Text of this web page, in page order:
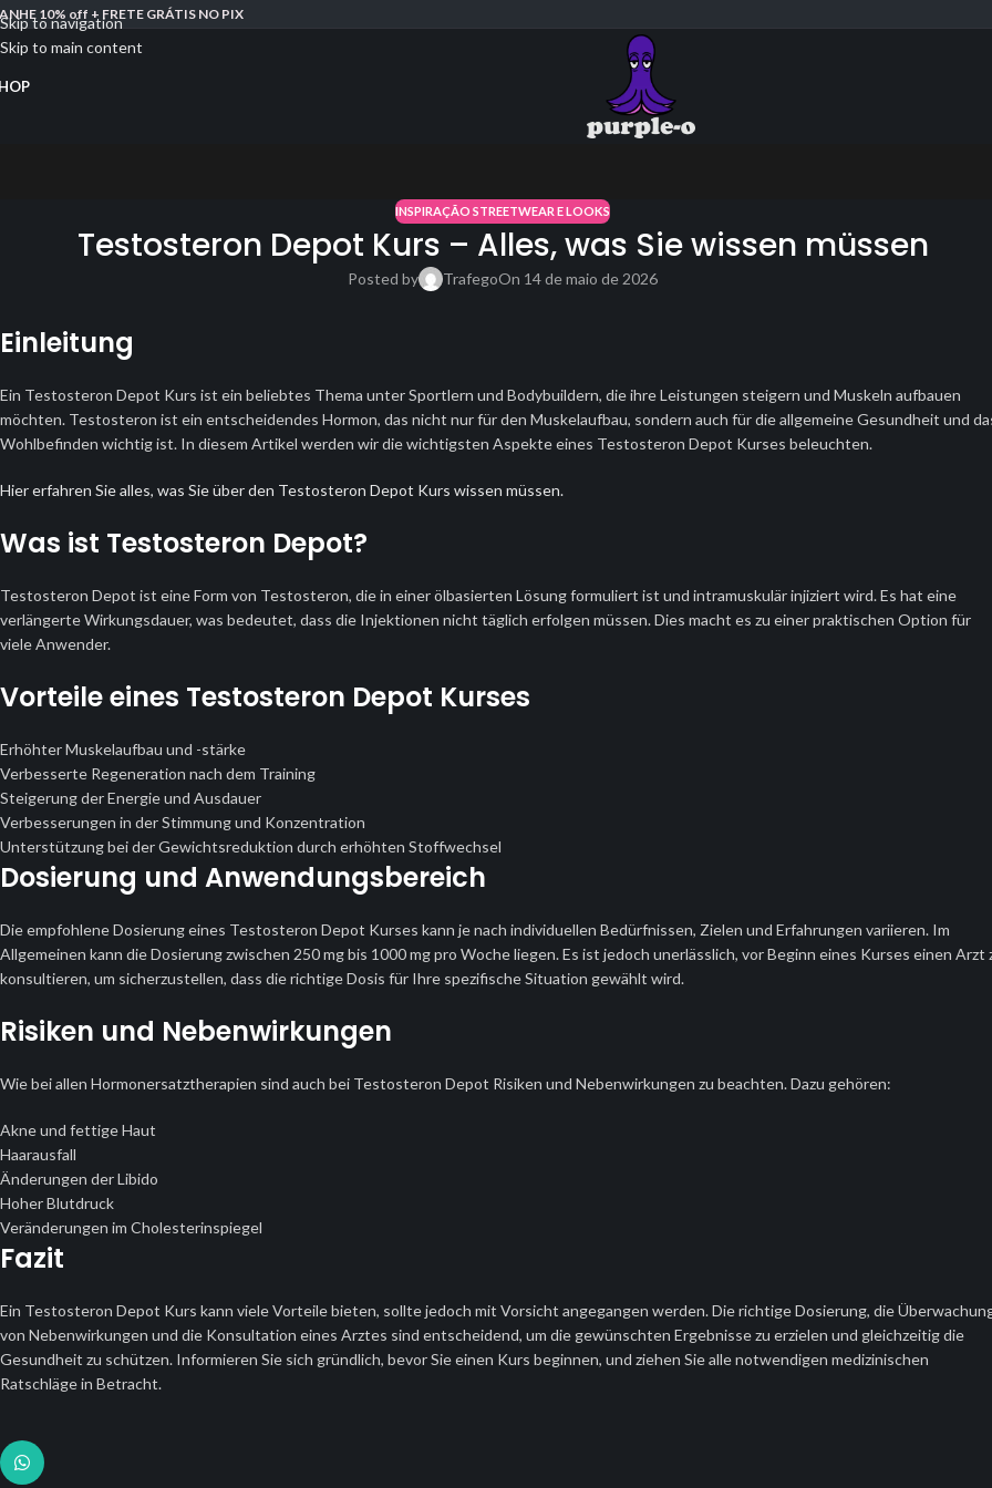
Skip to navigation
Skip to main content
10% off + FRETE GRÁTIS NO PIX
INSPIRAÇÃO STREETWEAR E LOOKS
Testosteron Depot Kurs – Alles, was Sie wissen müssen
Posted by TrafegoOn 14 de maio de 2026
Einleitung
Ein Testosteron Depot Kurs ist ein beliebtes Thema unter Sportlern und Bodybuildern, die ihre Leistungen steigern und Muskeln aufbauen
möchten. Testosteron ist ein entscheidendes Hormon, das nicht nur für den Muskelaufbau, sondern auch für die allgemeine Gesundheit und
Wohlbefinden wichtig ist. In diesem Artikel werden wir die wichtigsten Aspekte eines Testosteron Depot Kurses beleuchten.
Hier erfahren Sie alles, was Sie über den Testosteron Depot Kurs wissen müssen.
Was ist Testosteron Depot?
Testosteron Depot ist eine Form von Testosteron, die in einer ölbasierten Lösung formuliert ist und intramuskulär injiziert wird. Es hat eine
verlängerte Wirkungsdauer, was bedeutet, dass die Injektionen nicht täglich erfolgen müssen. Dies macht es zu einer praktischen Option für
viele Anwender.
Vorteile eines Testosteron Depot Kurses
Erhöhter Muskelaufbau und -stärke
Verbesserte Regeneration nach dem Training
Steigerung der Energie und Ausdauer
Verbesserungen in der Stimmung und Konzentration
Unterstützung bei der Gewichtsreduktion durch erhöhten Stoffwechsel
Dosierung und Anwendungsbereich
Die empfohlene Dosierung eines Testosteron Depot Kurses kann je nach individuellen Bedürfnissen, Zielen und Erfahrungen variieren. Im
Allgemeinen kann die Dosierung zwischen 250 mg bis 1000 mg pro Woche liegen. Es ist jedoch unerlässlich, vor Beginn eines Kurses einen Arzt
konsultieren, um sicherzustellen, dass die richtige Dosis für Ihre spezifische Situation gewählt wird.
Risiken und Nebenwirkungen
Wie bei allen Hormonersatztherapien sind auch bei Testosteron Depot Risiken und Nebenwirkungen zu beachten. Dazu gehören:
Akne und fettige Haut
Haarausfall
Änderungen der Libido
Hoher Blutdruck
Veränderungen im Cholesterinspiegel
Fazit
Ein Testosteron Depot Kurs kann viele Vorteile bieten, sollte jedoch mit Vorsicht angegangen werden. Die richtige Dosierung, die
von Nebenwirkungen und die Konsultation eines Arztes sind entscheidend, um die gewünschten Ergebnisse zu erzielen und gleichzeitig die
Gesundheit zu schützen. Informieren Sie sich gründlich, bevor Sie einen Kurs beginnen, und ziehen Sie alle notwendigen medizinischen
Ratschläge in Betracht.